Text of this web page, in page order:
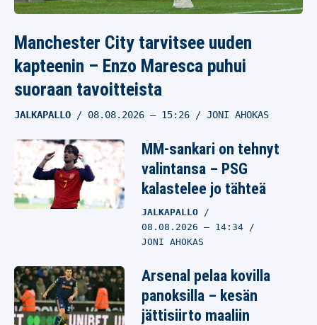
Tampereelta – Ilves suli
karusti Tapparan
käsittelyssä
JÄÄKIEKKO
NHL-seura Montreal
Canadiens ajautui
ikävään ongelmaan –
mallia saatetaan nyt
megadiilistä
JÄÄKIEKKO
07.08.2026– 20:13
VILLE HIRVONEN
Manchester City tarvitsee uuden
kapteenin – Enzo Maresca puhui
suoraan tavoitteista
JALKAPALLO 08.08.2026 – 15:26 JONI AHOKAS
MM-sankari on tehnyt
valintansa – PSG
kalastelee jo tähteä
JALKAPALLO
08.08.2026 – 14:34
JONI AHOKAS
Arsenal pelaa kovilla
panoksilla – kesän
jättisiirto maaliin